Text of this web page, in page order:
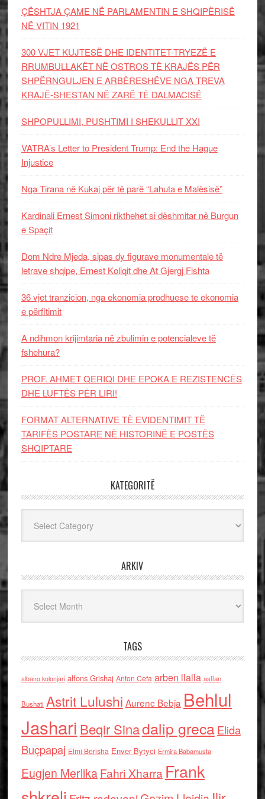
ÇËSHTJA ÇAME NË PARLAMENTIN E SHQIPËRISË
NË VITIN 1921
300 VJET KUJTESË DHE IDENTITET-TRYEZË E
RRUMBULLAKËT NË OSTROS TË KRAJËS PËR
SHPËRNGULJEN E ARBËRESHËVE NGA TREVA
KRAJË-SHESTAN NË ZARË TË DALMACISË
SHPOPULLIMI, PUSHTIMI I SHEKULLIT XXI
VATRA’s Letter to President Trump: End the Hague
Injustice
Nga Tirana në Kukaj për të parë “Lahuta e Malësisë”
Kardinali Ernest Simoni rikthehet si dëshmitar në Burgun
e Spaçit
Dom Ndre Mjeda, sipas dy figurave monumentale të
letrave shqipe, Ernest Koliqit dhe At Gjergj Fishta
36 vjet tranzicion, nga ekonomia prodhuese te ekonomia
e përfitimit
A ndihmon krijimtaria në zbulimin e potencialeve të
fshehura?
PROF. AHMET QERIQI DHE EPOKA E REZISTENCЁS
DHE LUFTЁS PЁR LIRI!
FORMAT ALTERNATIVE TË EVIDENTIMIT TË
TARIFËS POSTARE NË HISTORINË E POSTËS
SHQIPTARE
KATEGORITË
ARKIV
TAGS
albano kolonjari alfons Grishaj Anton Cefa arben llalla asllan
Bushati Astrit Lulushi Aurenc Bebja Behlul
Jashari Beqir Sinadalip grecaElida
Buçpapaj Elmi Berisha Enver Bytyci Ermira Babamusta
Eugjen MerlikaFahri Xharra Frank